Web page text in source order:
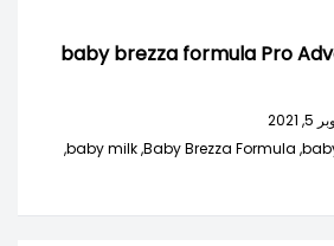
baby brezza formula Pro
2021
Baby Brezza Formula,
baby milk,